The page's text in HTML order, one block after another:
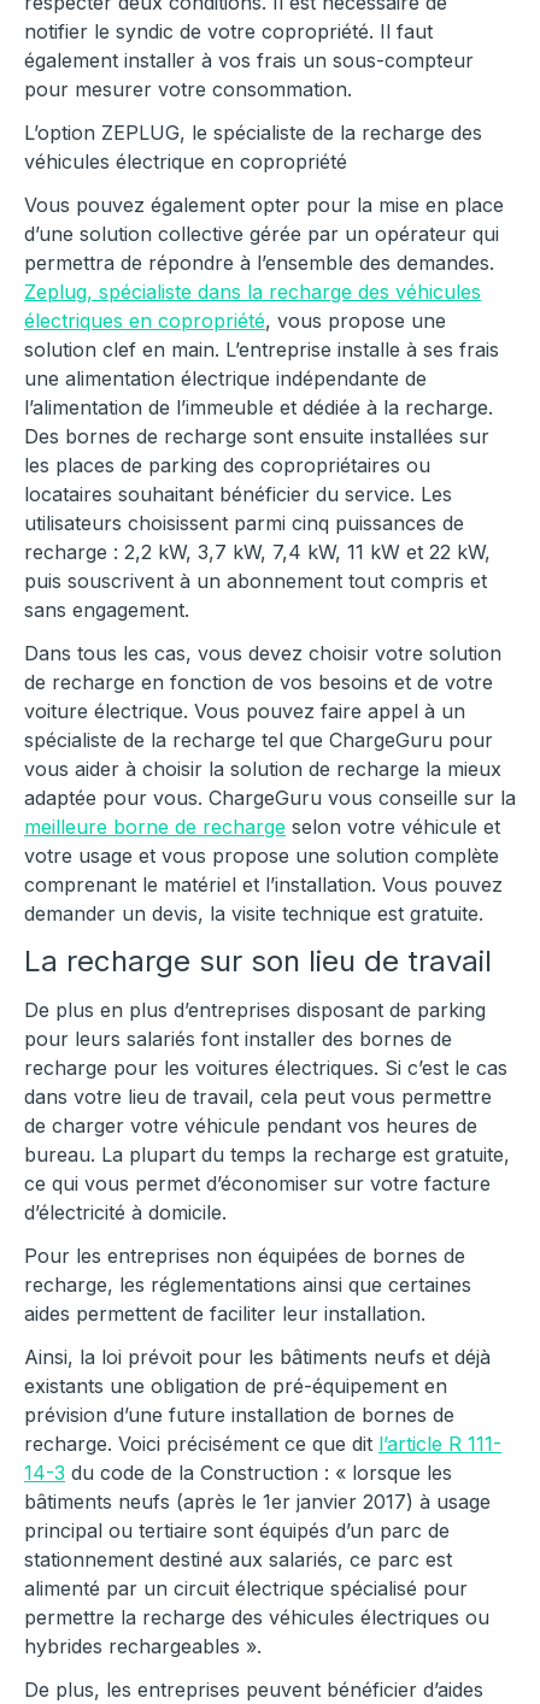
notifier le syndic de votre copropriété. Il faut
également installer à vos frais un sous-compteur
pour mesurer votre consommation.
L’option ZEPLUG, le spécialiste de la recharge des
véhicules électrique en copropriété
Vous pouvez également opter pour la mise en place
d’une solution collective gérée par un opérateur qui
permettra de répondre à l’ensemble des demandes.
Zeplug, spécialiste dans la recharge des véhicules
électriques en copropriété, vous propose une
solution clef en main. L’entreprise installe à ses frais
une alimentation électrique indépendante de
l’alimentation de l’immeuble et dédiée à la recharge.
Des bornes de recharge sont ensuite installées sur
les places de parking des copropriétaires ou
locataires souhaitant bénéficier du service. Les
utilisateurs choisissent parmi cinq puissances de
recharge : 2,2 kW, 3,7 kW, 7,4 kW, 11 kW et 22 kW,
puis souscrivent à un abonnement tout compris et
sans engagement.
Dans tous les cas, vous devez choisir votre solution
de recharge en fonction de vos besoins et de votre
voiture électrique. Vous pouvez faire appel à un
spécialiste de la recharge tel que ChargeGuru pour
vous aider à choisir la solution de recharge la mieux
adaptée pour vous. ChargeGuru vous conseille sur la
meilleure borne de recharge selon votre véhicule et
votre usage et vous propose une solution complète
comprenant le matériel et l’installation. Vous pouvez
demander un devis, la visite technique est gratuite.
La recharge sur son lieu de travail
De plus en plus d’entreprises disposant de parking
pour leurs salariés font installer des bornes de
recharge pour les voitures électriques. Si c’est le cas
dans votre lieu de travail, cela peut vous permettre
de charger votre véhicule pendant vos heures de
bureau. La plupart du temps la recharge est gratuite,
ce qui vous permet d’économiser sur votre facture
d’électricité à domicile.
Pour les entreprises non équipées de bornes de
recharge, les réglementations ainsi que certaines
aides permettent de faciliter leur installation.
Ainsi, la loi prévoit pour les bâtiments neufs et déjà
existants une obligation de pré-équipement en
prévision d’une future installation de bornes de
recharge. Voici précisément ce que dit l’article R 111-
14-3 du code de la Construction : « lorsque les
bâtiments neufs (après le 1er janvier 2017) à usage
principal ou tertiaire sont équipés d’un parc de
stationnement destiné aux salariés, ce parc est
alimenté par un circuit électrique spécialisé pour
permettre la recharge des véhicules électriques ou
hybrides rechargeables ».
De plus, les entreprises peuvent bénéficier d’aides